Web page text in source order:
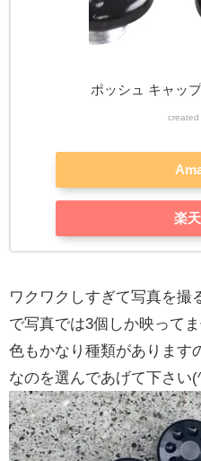
ポッシュ キャッ
created
楽
ワクワクしすぎて写真を撮
で写真では3個しか映って
色もかなり種類があります
なのを選んであげて下さい